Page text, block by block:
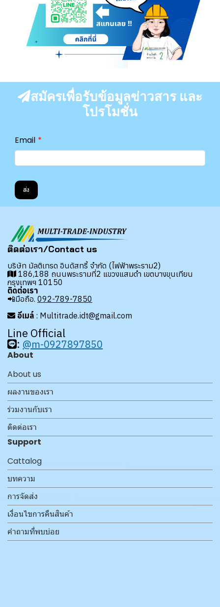
สมัครเพื่อรับข้อมูลข่าวสาร และ
โปรโมชั่น
Email
ส่ง
ติดต่อเรา/Contact us
บริษัท มัลติเทรด อินดัสทรี้ จำกัด (ไฟฟ้าพระราม2)
186,188 ถนนพระรามที่2 แขวงแสมดำ เขตบางขุนเทียน
กรุงเทพฯ 10150
ติดต่อเรา
📲มือถือ. 092-789-7850
อีเมล์ : Multitrade.idt@gmail.com
Line Official
: @m-0927897850
About
About us
ผลงานของเรา
ร่วมงานกับเรา
ติดต่อเรา
Support
Cattalog
บทความ
การจัดส่ง
เงื่อนไขการคืนสินค้า
คำถามที่พบบ่อย